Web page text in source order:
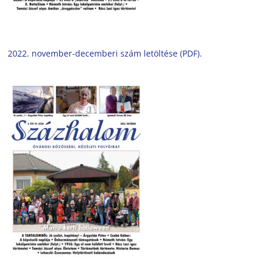
2022. november-decemberi szám letöltése (PDF).